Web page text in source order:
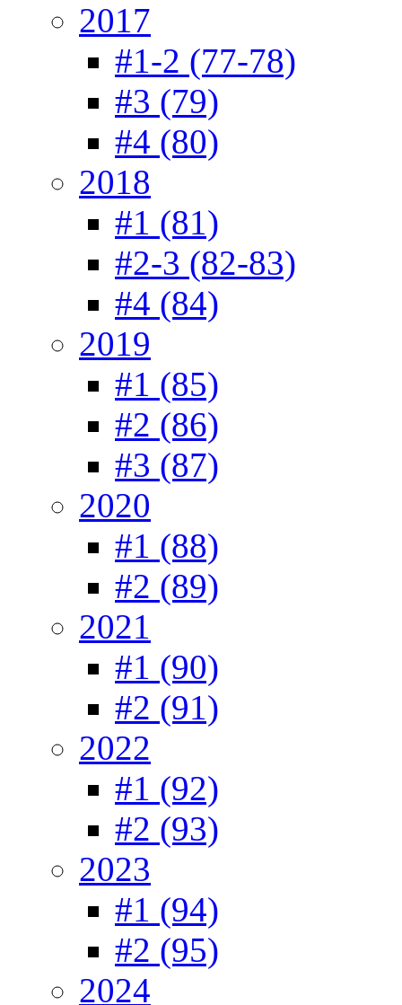
2017
#1-2 (77-78)
#3 (79)
#4 (80)
2018
#1 (81)
#2-3 (82-83)
#4 (84)
2019
#1 (85)
#2 (86)
#3 (87)
2020
#1 (88)
#2 (89)
2021
#1 (90)
#2 (91)
2022
#1 (92)
#2 (93)
2023
#1 (94)
#2 (95)
2024